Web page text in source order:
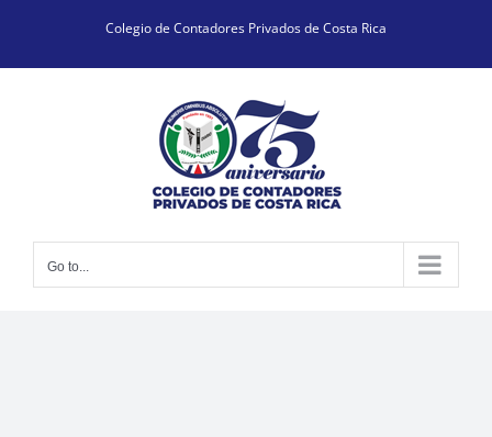
content
Colegio de Contadores Privados de Costa Rica
Go to...